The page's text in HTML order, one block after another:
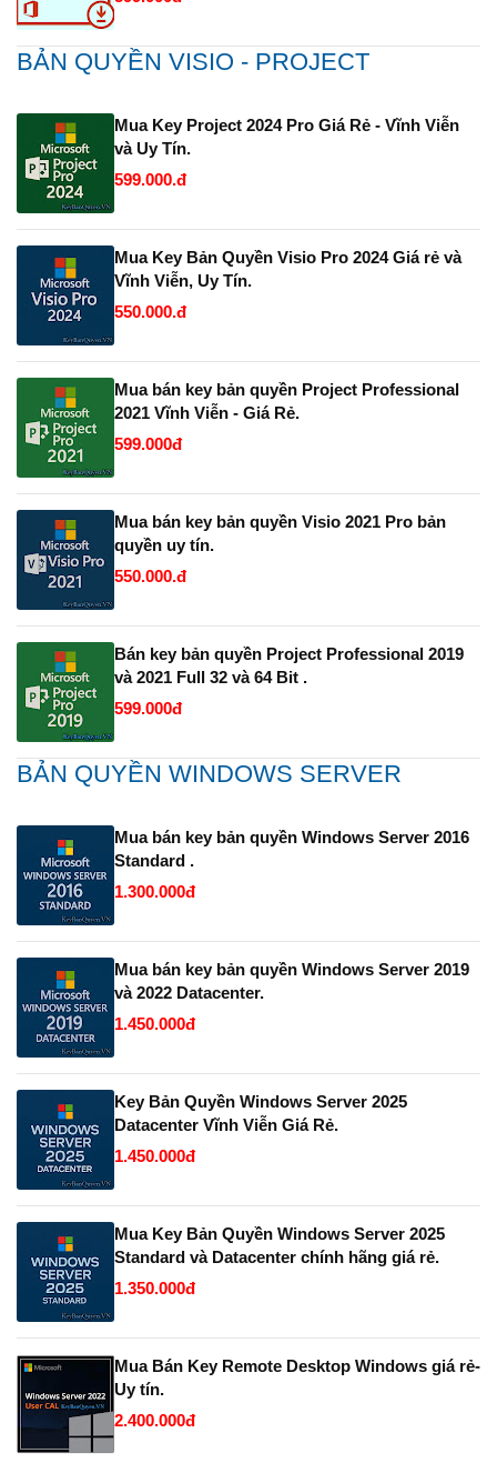
BẢN QUYỀN VISIO - PROJECT
Mua Key Project 2024 Pro Giá Rẻ - Vĩnh Viễn
và Uy Tín.
599.000.đ
Mua Key Bản Quyền Visio Pro 2024 Giá rẻ và
Vĩnh Viễn, Uy Tín.
550.000.đ
Mua bán key bản quyền Project Professional
2021 Vĩnh Viễn - Giá Rẻ.
599.000đ
Mua bán key bản quyền Visio 2021 Pro bản
quyền uy tín.
550.000.đ
Bán key bản quyền Project Professional 2019
và 2021 Full 32 và 64 Bit .
599.000đ
BẢN QUYỀN WINDOWS SERVER
Mua bán key bản quyền Windows Server 2016
Standard .
1.300.000đ
Mua bán key bản quyền Windows Server 2019
và 2022 Datacenter.
1.450.000đ
Key Bản Quyền Windows Server 2025
Datacenter Vĩnh Viễn Giá Rẻ.
1.450.000đ
Mua Key Bản Quyền Windows Server 2025
Standard và Datacenter chính hãng giá rẻ.
1.350.000đ
Mua Bán Key Remote Desktop Windows giá rẻ-
Uy tín.
2.400.000đ